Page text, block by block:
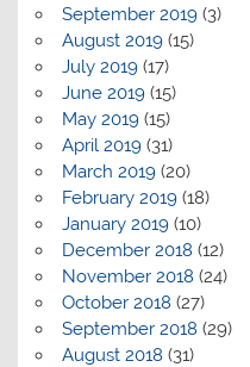
September 2019(3)
August 2019(15)
July 2019(17)
June 2019(15)
May 2019(15)
April 2019(31)
March 2019(20)
February 2019(18)
January 2019(10)
December 2018 (12)
November 2018 (24)
October 2018 (27)
September 2018 (29)
August 2018 (31)